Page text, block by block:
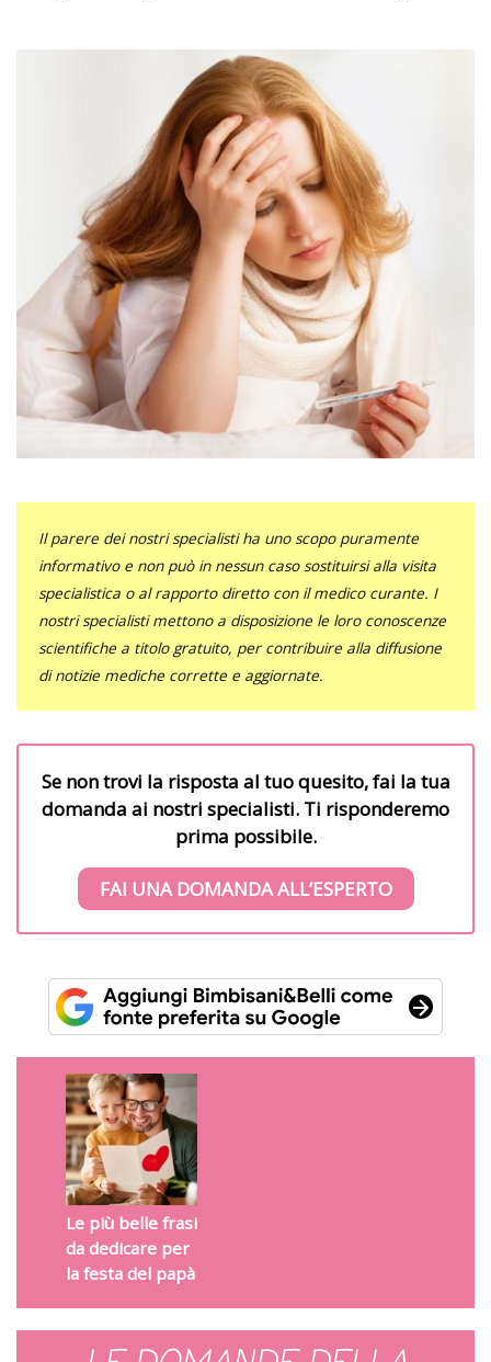
Il parere dei nostri specialisti ha uno scopo puramente
informativo e non può in nessun caso sostituirsi alla visita
specialistica o al rapporto diretto con il medico curante. I
nostri specialisti mettono a disposizione le loro conoscenze
scientifiche a titolo gratuito, per contribuire alla diffusione
di notizie mediche corrette e aggiornate.
Se non trovi la risposta al tuo quesito, fai la tua
domanda ai nostri specialisti. Ti risponderemo
prima possibile.
FAI UNA DOMANDA ALL’ESPERTO
Le più belle frasi
da dedicare per
la festa del papà